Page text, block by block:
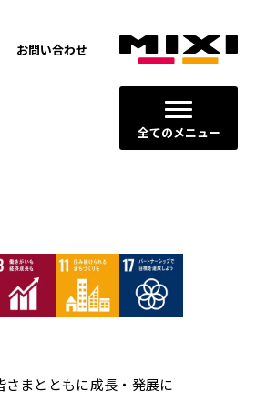
全てのメニュー
お問い合わせ
まとともに成長・発展に